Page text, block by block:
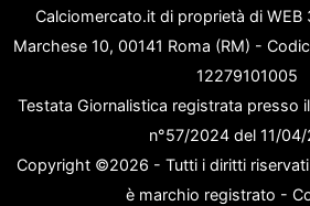
Calciomercato.it di proprietà di WEB
Marchese 10, 00141 Roma (RM) -
12279101005
Testata Giornalistica registrata presso
n°57/2024 del 11/
Copyright ©2026 - Tutti i diritti riservati
è marchio registrato -